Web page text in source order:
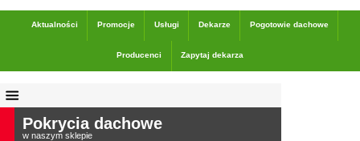
Aktualności Promocje Usługi Dekarze Pogotowie dachowe
Producenci Zapytaj dekarza
Pokrycia dachowe
w naszym sklepie